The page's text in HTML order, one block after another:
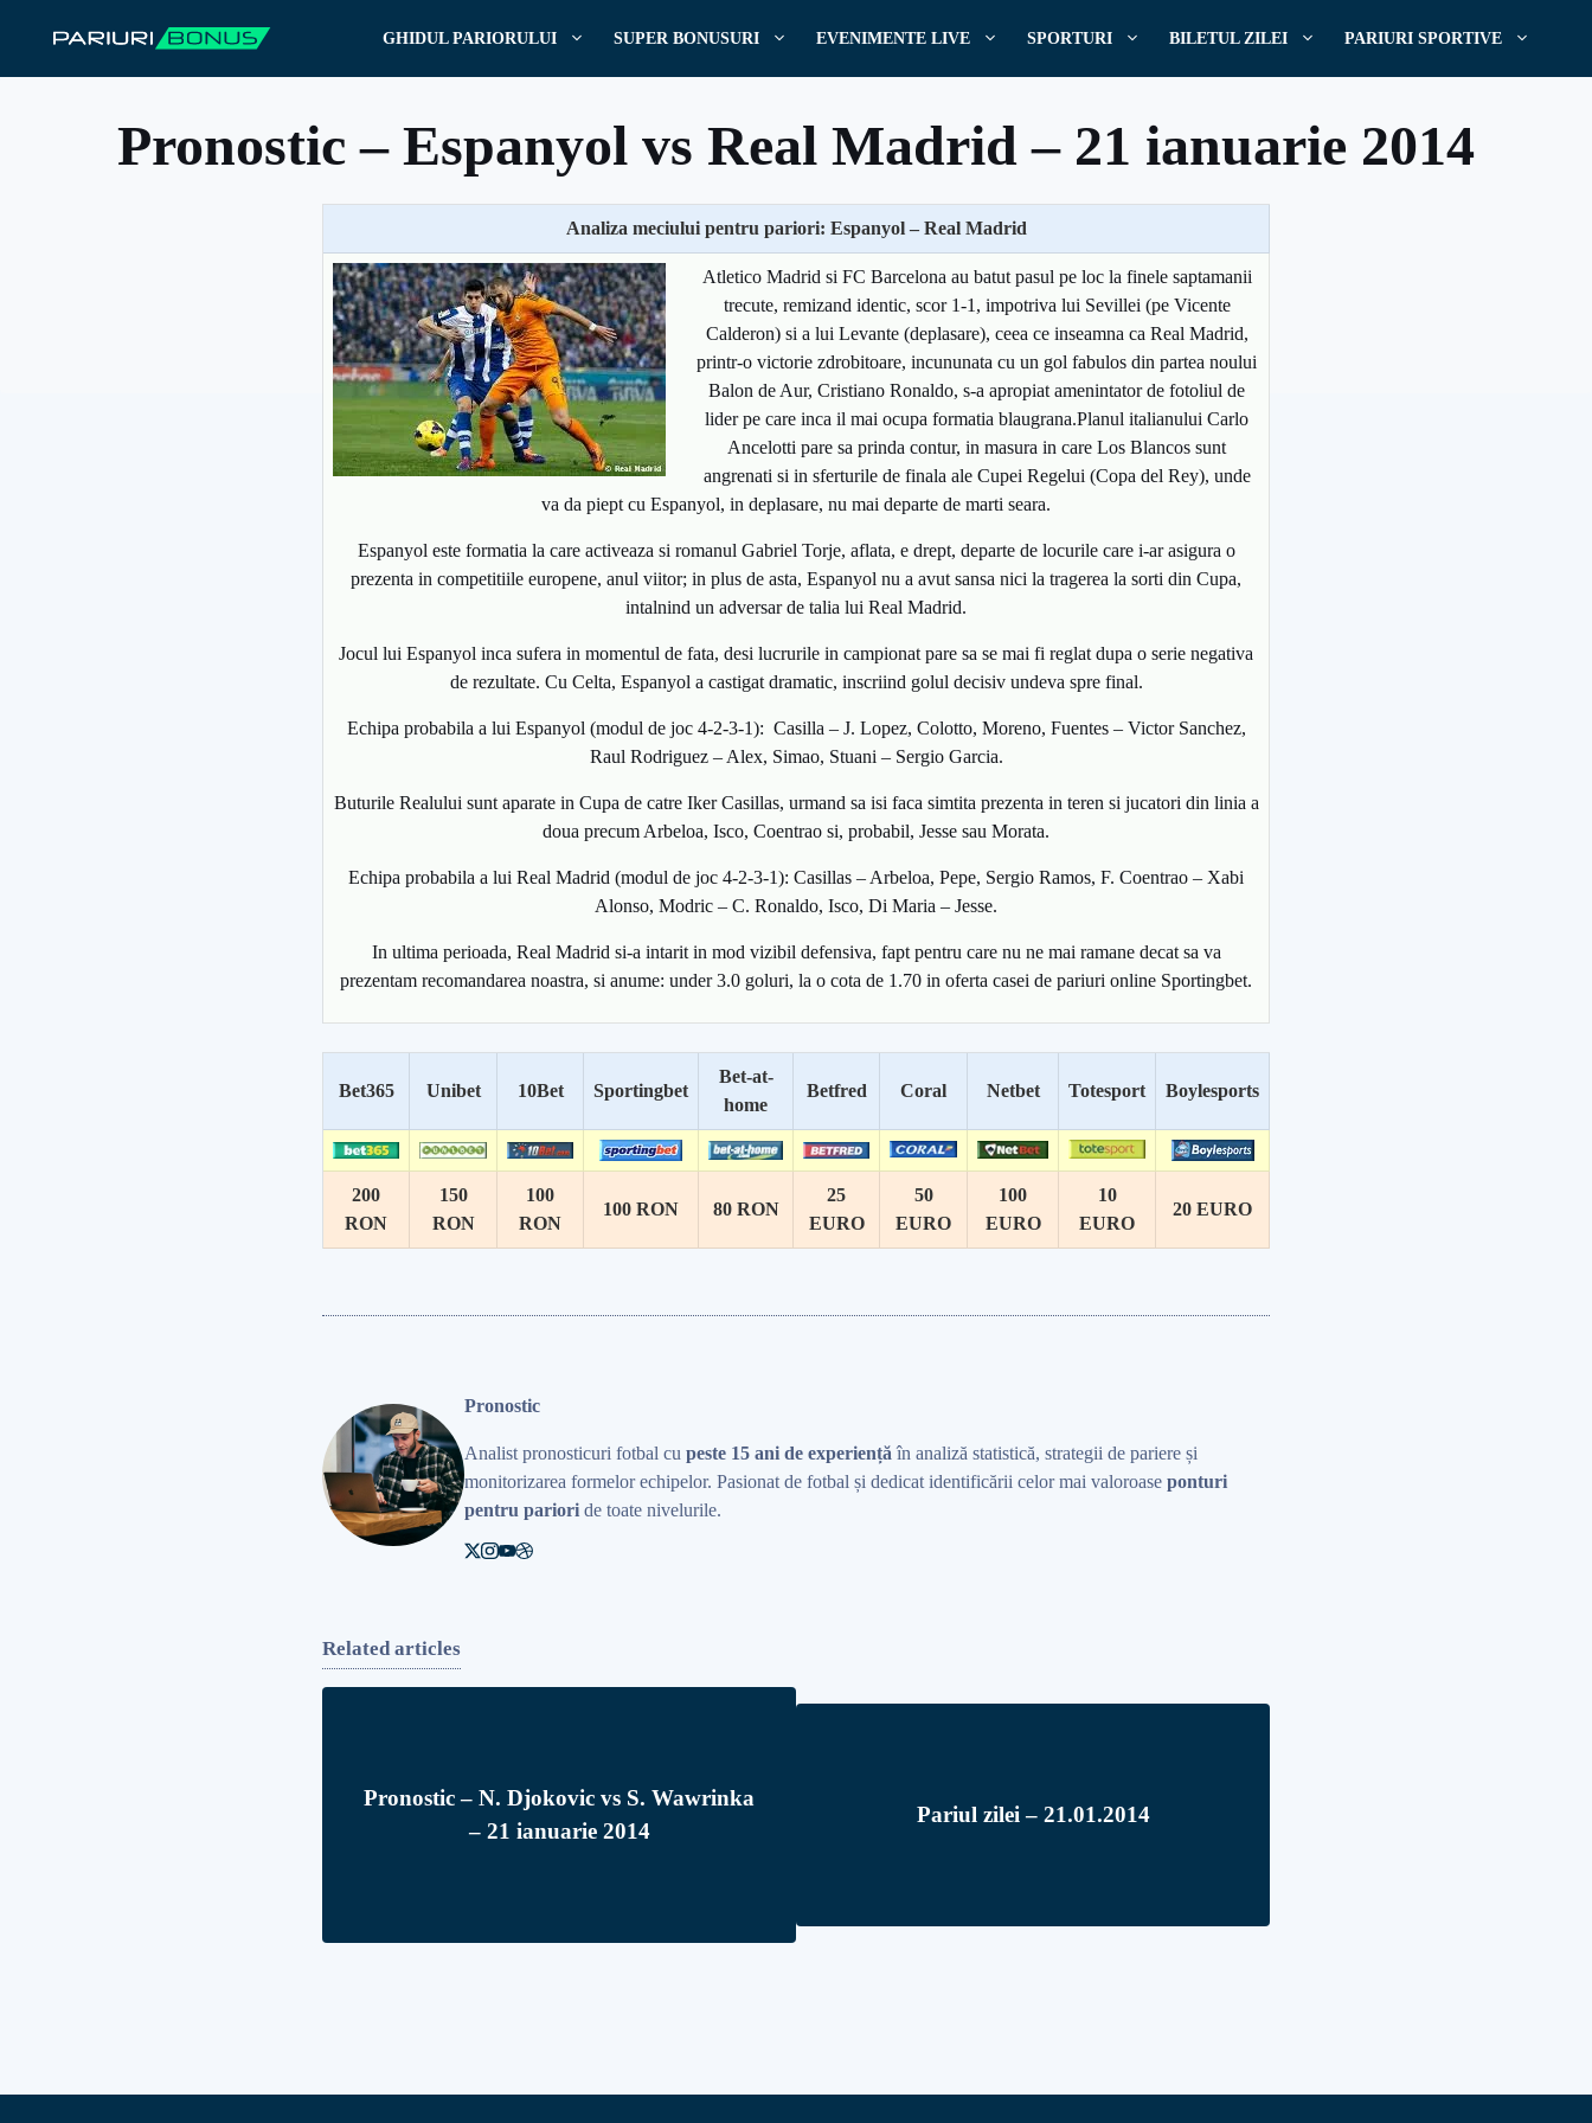
GHIDUL PARIORULUI SUPER BONUSURI EVENIMENTE LIVE SPORTURI BILETUL ZILEI PARIURI SPORTIVE
Pronostic – Espanyol vs Real Madrid – 21 ianuarie 2014
Scris dePronostic
20 ianuarie, 2014 Pronosticuri - Analiza meciuri
Analiza meciului pentru pariori: Espanyol – Real Madrid
Atletico Madrid si FC Barcelona au batut pasul pe loc la finele saptamanii
trecute, remizand identic, scor 1-1, impotriva lui Sevillei (pe Vicente
Calderon) si a lui Levante (deplasare), ceea ce inseamna ca Real Madrid,
printr-o victorie zdrobitoare, incununata cu un gol fabulos din partea noului
Balon de Aur, Cristiano Ronaldo, s-a apropiat amenintator de fotoliul de
lider pe care inca il mai ocupa formatia blaugrana.Planul italianului Carlo
Ancelotti pare sa prinda contur, in masura in care Los Blancos sunt
angrenati si in sferturile de finala ale Cupei Regelui (Copa del Rey), unde
va da piept cu Espanyol, in deplasare, nu mai departe de marti seara.
Espanyol este formatia la care activeaza si romanul Gabriel Torje, aflata, e drept, departe de locurile care i-ar asigura o
prezenta in competitiile europene, anul viitor; in plus de asta, Espanyol nu a avut sansa nici la tragerea la sorti din Cupa,
intalnind un adversar de talia lui Real Madrid.
Jocul lui Espanyol inca sufera in momentul de fata, desi lucrurile in campionat pare sa se mai fi reglat dupa o serie negativa
de rezultate. Cu Celta, Espanyol a castigat dramatic, inscriind golul decisiv undeva spre final.
Echipa probabila a lui Espanyol (modul de joc 4-2-3-1): Casilla – J. Lopez, Colotto, Moreno, Fuentes – Victor Sanchez,
Raul Rodriguez – Alex, Simao, Stuani – Sergio Garcia.
Buturile Realului sunt aparate in Cupa de catre Iker Casillas, urmand sa isi faca simtita prezenta in teren si jucatori din linia a
doua precum Arbeloa, Isco, Coentrao si, probabil, Jesse sau Morata.
Echipa probabila a lui Real Madrid (modul de joc 4-2-3-1): Casillas – Arbeloa, Pepe, Sergio Ramos, F. Coentrao – Xabi
Alonso, Modric – C. Ronaldo, Isco, Di Maria – Jesse.
In ultima perioada, Real Madrid si-a intarit in mod vizibil defensiva, fapt pentru care nu ne mai ramane decat sa va
prezentam recomandarea noastra, si anume: under 3.0 goluri, la o cota de 1.70 in oferta casei de pariuri online Sportingbet.
Bet365 Unibet 10Bet Sportingbet
Bet-at-
home
Betfred Coral Netbet Totesport Boylesports
200
RON
150
RON
100
RON
100 RON 80 RON
25
EURO
50
EURO
100
EURO
10
EURO
20 EURO
Pronostic
Analist pronosticuri fotbal cu peste 15 ani de experiență în analiză statistică, strategii de pariere și
monitorizarea formelor echipelor. Pasionat de fotbal și dedicat identificării celor mai valoroase ponturi
pentru pariori de toate nivelurile.
Related articles
Pronostic – N. Djokovic vs S. Wawrinka
– 21 ianuarie 2014
Pariul zilei – 21.01.2014